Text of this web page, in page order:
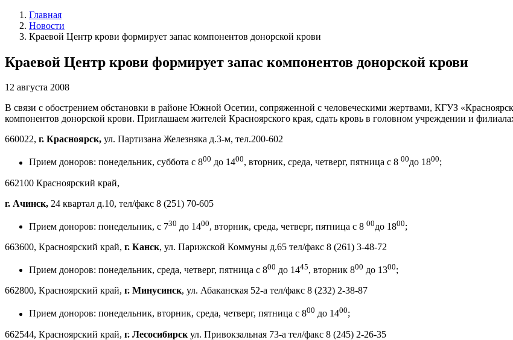
Главная
Новости
Краевой Центр крови формирует запас компонентов донорской крови
Краевой Центр крови формирует запас компонентов донорской крови
12 августа 2008
В связи с обострением обстановки в районе Южной Осетии, сопряженной с человеческими жертвами, КГУЗ
компонентов донорской крови. Приглашаем жителей Красноярского края, сдать кровь в головном учреждении и
660022, г. Красноярск, ул. Партизана Железняка д.3-м, тел.200-602
Прием доноров: понедельник, суббота с 800 до 1400, вторник, среда, четверг, пятница с 8 00до 1800;
662100 Красноярский край,
г. Ачинск, 24 квартал д.10, тел/факс 8 (251) 70-605
Прием доноров: понедельник, с 730 до 1400, вторник, среда, четверг, пятница с 8 00до 1800;
663600, Красноярский край, г. Канск, ул. Парижской Коммуны д.65 тел/факс 8 (261) 3-48-72
Прием доноров: понедельник, среда, четверг, пятница с 800 до 1445, вторник 800 до 1300;
662800, Красноярский край, г. Минусинск, ул. Абаканская 52-а тел/факс 8 (232) 2-38-87
Прием доноров: понедельник, вторник, среда, четверг, пятница с 800 до 1400;
662544, Красноярский край, г. Лесосибирск ул. Привокзальная 73-а тел/факс 8 (245) 2-26-35